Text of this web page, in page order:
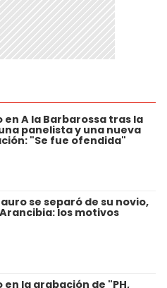
en A la Barbarossa tras la
panelista y una nueva
"Se fue ofendida"
se separó de su novio,
los motivos
en la grabación de "PH,